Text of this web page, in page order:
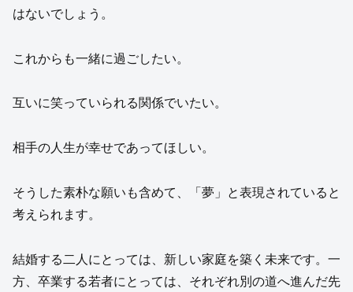
はないでしょう。
これからも一緒に過ごしたい。
互いに笑っていられる関係でいたい。
相手の人生が幸せであってほしい。
そうした素朴な願いも含めて、「夢」と表現されていると
考えられます。
結婚する二人にとっては、新しい家庭を築く未来です。一
方、卒業する若者にとっては、それぞれ別の道へ進んだ先